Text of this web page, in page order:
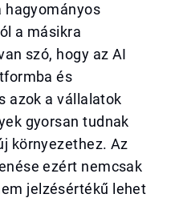
hagyományos
a másikra
szó, hogy az AI
és
azok a vállalatok
gyorsan tudnak
környezethez. Az
ezért nemcsak
jelzésértékű lehet